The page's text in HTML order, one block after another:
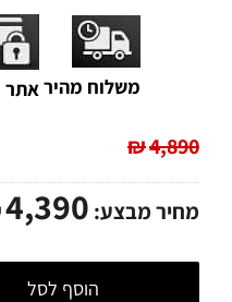
משלוח מהיראתר
₪4,890
מחיר מבצע: 4,390
הוסף לסל